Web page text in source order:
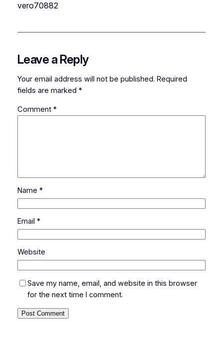
vero70882
Leave a Reply
Your email address will not be published. Required
fields are marked *
Comment *
Name *
Email *
Website
Save my name, email, and website in this browser
for the next time I comment.